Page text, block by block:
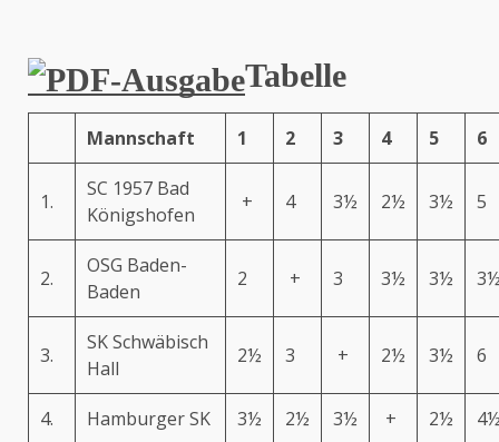
Tabelle
Mannschaft 1 2 3 4 5 6
1.
SC 1957 Bad
Königshofen
+ 4 3½ 2½ 3½ 5
2.
OSG Baden-
Baden
2 + 3 3½ 3½
3.
SK Schwäbisch
Hall
2½ 3 + 2½ 3½ 6
4. Hamburger SK 3½ 2½ 3½ + 2½